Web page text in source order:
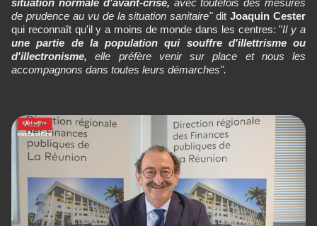
de prudence au vu de la situation sanitaire"ditJoaquin Cester
qui reconnaît qu'il y a moins de monde dans les centres: "Il y a
une partie de la population qui souffre d'illettrisme ou
d'illectronisme, elle préfère venir sur place et nous les
accompagnons dans toutes leurs démarches".